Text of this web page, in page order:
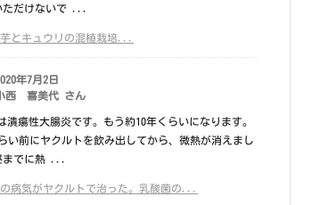
ただけないで ...
とキュウリの混植栽培...
年7月2日
西 喜美代 さん
潰瘍性大腸炎です。もう約10年くらいになります。
い前にヤクルトを飲み出してから、微熱が消えまし
までに熱 ...
病気がヤクルトで治った。乳酸菌の...